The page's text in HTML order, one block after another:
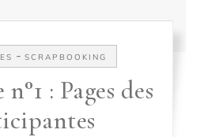
-SCRAPBOOKING
: Pages des